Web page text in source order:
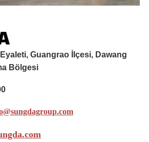
Guangrao İlçesi, Dawang
Bölgesi